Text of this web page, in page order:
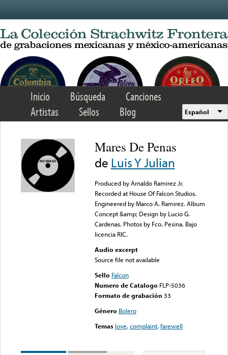
Inicio Búsqueda
Canciones
Artistas
Sellos Blog Español
Mares De Penas
de Luis Y Julian
Produced by Arnaldo Ramirez Jr.
Recorded at House Of Falcon Studios.
Engineered by Marco A. Ramirez. Album
Concept &amp; Design by Lucio G.
Cardenas. Photos by Fco. Pesina. Bajo
licencia RIC.
Audio excerpt
Source file not available
Sello Falcon
Numero de Catalogo FLP-5036
Formato de grabación 33
Género Bolero
Temas love,complaint,farewell